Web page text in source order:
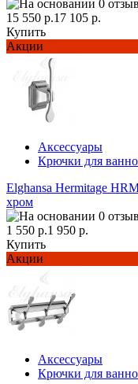
15 550 р.17 105 р.
Купить
Акции
Аксессуары
Крючки для
Elghansa Hermitage
хром
1 550 р.1 950 р.
Купить
Акции
Аксессуары
Крючки для